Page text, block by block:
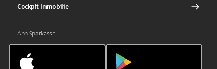
Cockpit Immobilie
App Sparkasse